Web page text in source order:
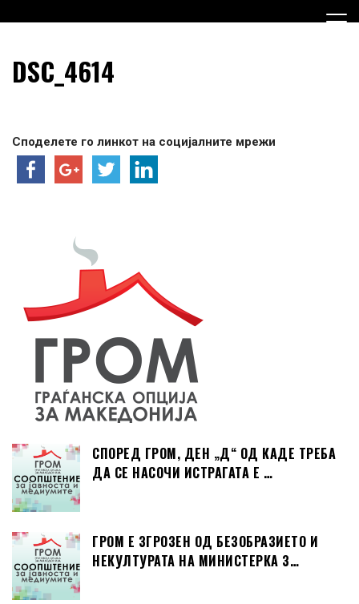
to
Граѓанска Опција за
Македонија
DSC_4614
Споделете го линкот на социјалните мрежи
СПОРЕД ГРОМ, ДЕН „Д“ ОД КАДЕ ТРЕБА
ДА СЕ НАСОЧИ ИСТРАГАТА Е …
ГРОМ Е ЗГРОЗЕН ОД БЕЗОБРАЗИЕТО И
НЕКУЛТУРАТА НА МИНИСТЕРКА З…